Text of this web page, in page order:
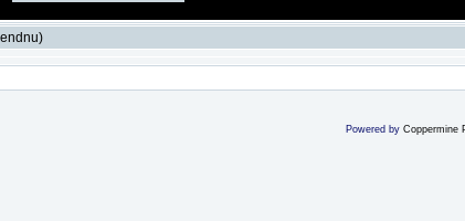
Powered by Coppermine